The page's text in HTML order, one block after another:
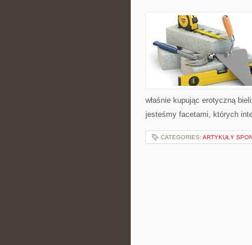
właśnie kupując erotyczną
jesteśmy facetami, których
CATEGORIES: ARTYKUŁY